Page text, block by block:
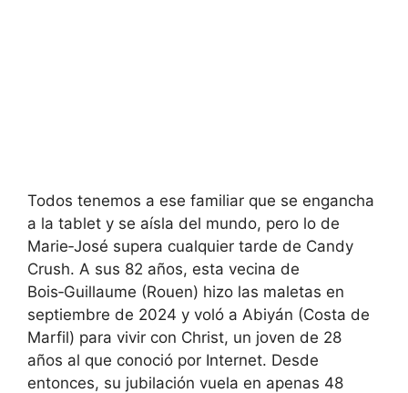
Todos tenemos a ese familiar que se engancha
a la tablet y se aísla del mundo, pero lo de
Marie‑José supera cualquier tarde de Candy
Crush. A sus 82 años, esta vecina de
Bois‑Guillaume (Rouen) hizo las maletas en
septiembre de 2024 y voló a Abiyán (Costa de
Marfil) para vivir con Christ, un joven de 28
años al que conoció por Internet. Desde
entonces, su jubilación vuela en apenas 48